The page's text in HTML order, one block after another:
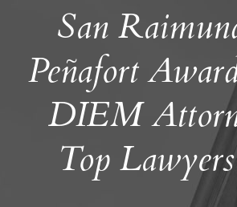
San
Peñafort
DIEM
Top